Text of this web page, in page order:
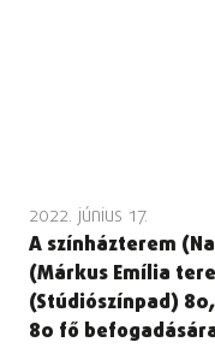
2022. június 17.
A színházterem
(Márkus Emília
(Stúdiószínpad)
80 fő